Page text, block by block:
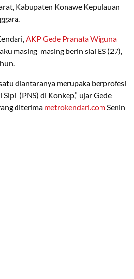
Kabupaten Konawe Kepulauan
AKP Gede Pranata Wiguna
masing-masing berinisial ES (27),
diantaranya merupaka berprofesi
Sipil (PNS) di Konkep,” ujar Gede
diterima metrokendari.comSenin